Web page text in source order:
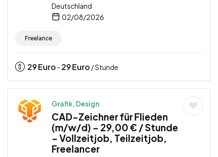
Deutschland
02/08/2026
Freelance
29Euro - 29Euro / Stunde
Grafik, Design
CAD-Zeichner für Flieden
(m/w/d) – 29,00 € / Stunde
– Vollzeitjob, Teilzeitjob,
Freelancer